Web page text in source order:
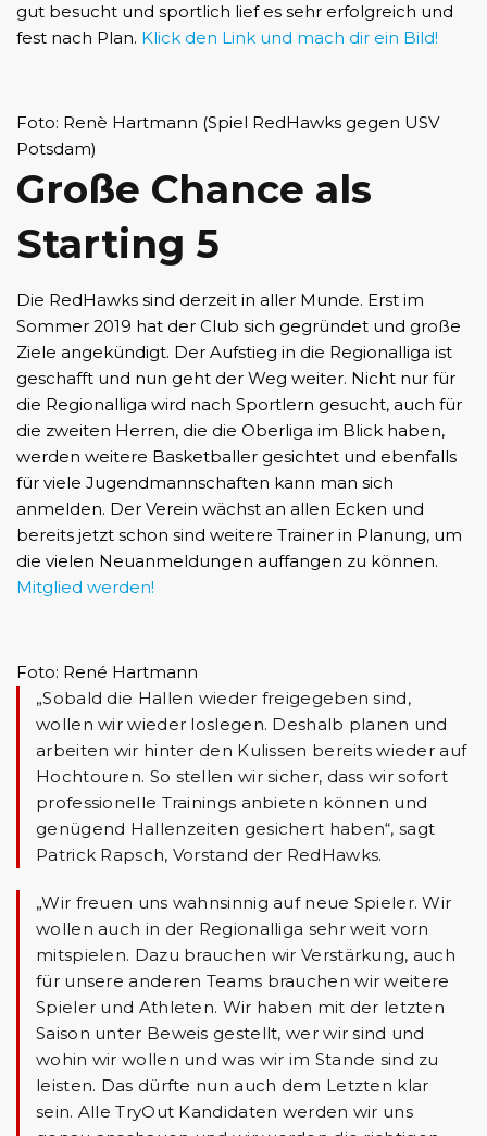
gut besucht und sportlich lief es sehr erfolgreich und
fest nach Plan. Klick den Link und mach dir ein Bild!
Foto: Renè Hartmann (Spiel RedHawks gegen USV
Potsdam)
Große Chance als
Starting 5
Die RedHawks sind derzeit in aller Munde. Erst im
Sommer 2019 hat der Club sich gegründet und große
Ziele angekündigt. Der Aufstieg in die Regionalliga ist
geschafft und nun geht der Weg weiter. Nicht nur für
die Regionalliga wird nach Sportlern gesucht, auch für
die zweiten Herren, die die Oberliga im Blick haben,
werden weitere Basketballer gesichtet und ebenfalls
für viele Jugendmannschaften kann man sich
anmelden. Der Verein wächst an allen Ecken und
bereits jetzt schon sind weitere Trainer in Planung, um
die vielen Neuanmeldungen auffangen zu können.
Mitglied werden!
Foto: René Hartmann
„Sobald die Hallen wieder freigegeben sind,
wollen wir wieder loslegen. Deshalb planen und
arbeiten wir hinter den Kulissen bereits wieder auf
Hochtouren. So stellen wir sicher, dass wir sofort
professionelle Trainings anbieten können und
genügend Hallenzeiten gesichert haben“, sagt
Patrick Rapsch, Vorstand der RedHawks.
„Wir freuen uns wahnsinnig auf neue Spieler. Wir
wollen auch in der Regionalliga sehr weit vorn
mitspielen. Dazu brauchen wir Verstärkung, auch
für unsere anderen Teams brauchen wir weitere
Spieler und Athleten. Wir haben mit der letzten
Saison unter Beweis gestellt, wer wir sind und
wohin wir wollen und was wir im Stande sind zu
leisten. Das dürfte nun auch dem Letzten klar
sein. Alle TryOut Kandidaten werden wir uns